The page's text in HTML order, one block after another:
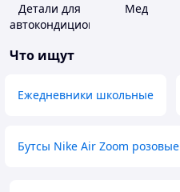
Детали для
автокондиционеров
Мед
Что ищут
Ежедневники школьные
Бутсы Nike Air Zoom розовые